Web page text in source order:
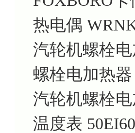
热电偶
汽轮机螺栓
螺栓电加热器
汽轮机螺栓电
温度表